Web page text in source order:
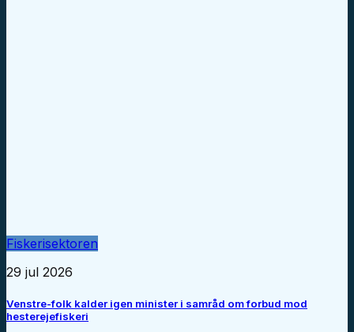
Fiskerisektoren
29 jul 2026
Venstre-folk kalder igen minister i samråd om forbud mod
hesterejefiskeri